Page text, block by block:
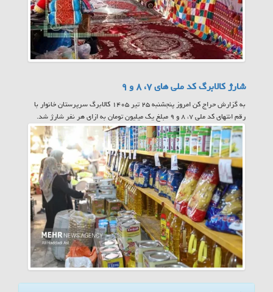
شارژ کالابرگ کد ملی های ۷، ۸ و ۹
به گزارش حراج کن امروز پنجشنبه ۲۵ تیر ۱۴۰۵ کالابرگ سرپرستان خانوار با
رقم انتهای کد ملی ۷، ۸ و ۹ مبلغ یک میلیون تومان به ازای هر نفر شارژ شد.